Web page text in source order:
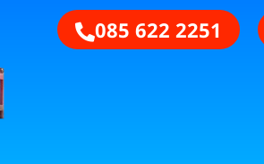
085 622 2251